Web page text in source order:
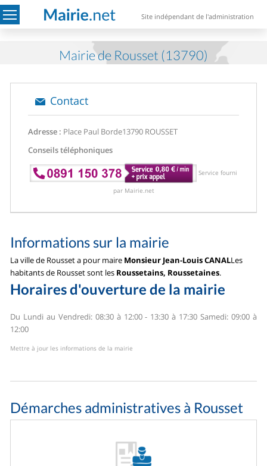
Site indépendant de l'administration
Mairie de Rousset (13790)
Contact
Adresse : Place Paul Borde13790 ROUSSET
Conseils téléphoniques
Service fourni
par Mairie.net
Informations sur la mairie
La ville de Rousset a pour maire Monsieur Jean-Louis CANALLes
habitants de Rousset sont les Roussetains, Roussetaines.
Horaires d'ouverture de la mairie
Du Lundi au Vendredi: 08:30 à 12:00 - 13:30 à 17:30 Samedi: 09:00 à
12:00
Mettre à jour les informations de la mairie
Démarches administratives à Rousset